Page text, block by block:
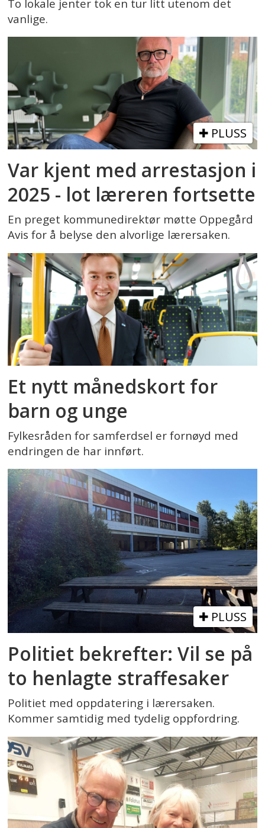
To lokale jenter tok en tur litt utenom det
vanlige.
PLUSS
Var kjent med arrestasjon i
2025 - lot læreren fortsette
En preget kommunedirektør møtte Oppegård
Avis for å belyse den alvorlige lærersaken.
Et nytt månedskort for
barn og unge
Fylkesråden for samferdsel er fornøyd med
endringen de har innført.
PLUSS
Politiet bekrefter: Vil se på
to henlagte straffesaker
Politiet med oppdatering i lærersaken.
Kommer samtidig med tydelig oppfordring.